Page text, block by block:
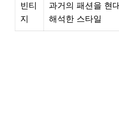
빈티
지
과거의 패션을 현
해석한 스타일